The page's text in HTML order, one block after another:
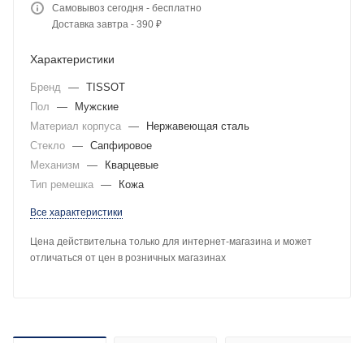
Самовывоз сегодня - бесплатно
Доставка завтра - 390 ₽
Характеристики
Бренд — TISSOT
Пол
—
Мужские
Материал корпуса —
Нержавеющая сталь
Стекло — Сапфировое
Механизм
—
Кварцевые
Тип ремешка — Кожа
Все характеристики
Цена действительна только для интернет-магазина и может
отличаться от цен в розничных магазинах